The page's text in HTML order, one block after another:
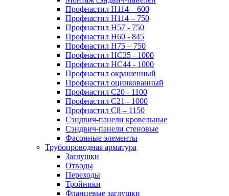
Профнастил Н114 – 600
Профнастил Н114 – 750
Профнастил Н57 - 750
Профнастил Н60 - 845
Профнастил Н75 – 750
Профнастил НС35 - 1000
Профнастил НС44 - 1000
Профнастил окрашенный
Профнастил оцинкованный
Профнастил С20 - 1100
Профнастил С21 - 1000
Профнастил С8 – 1150
Сэндвич-панели кровельные
Сэндвич-панели стеновые
Фасонные элементы
Трубопроводная арматура
Заглушки
Отводы
Переходы
Тройники
Фланцевые заглушки